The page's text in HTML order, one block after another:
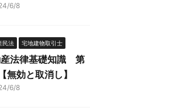
6/8
民法 宅地建物取引士
法律基礎知識 第
無効と取消し】
6/8